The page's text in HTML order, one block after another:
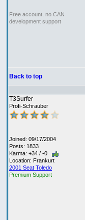
Free account, no CAN
development support
Back to top
T3Surfer
Profi-Schrauber
Joined: 09/17/2004
Posts: 1833
Karma: +34 / -0
Location: Frankurt
2001 Seat Toledo
Premium Support